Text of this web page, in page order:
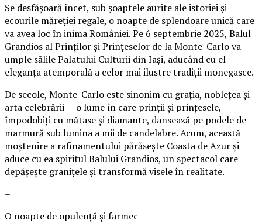
Se desfășoară încet, sub șoaptele aurite ale istoriei și
ecourile măreției regale, o noapte de splendoare unică care
va avea loc în inima României. Pe 6 septembrie 2025, Balul
Grandios al Prinților și Prințeselor de la Monte-Carlo va
umple sălile Palatului Culturii din Iași, aducând cu el
eleganța atemporală a celor mai ilustre tradiții monegasce.
De secole, Monte-Carlo este sinonim cu grația, noblețea și
arta celebrării — o lume în care prinții și prințesele,
împodobiți cu mătase și diamante, dansează pe podele de
marmură sub lumina a mii de candelabre. Acum, această
moștenire a rafinamentului părăsește Coasta de Azur și
aduce cu ea spiritul Balului Grandios, un spectacol care
depășește granițele și transformă visele în realitate.
–
O noapte de opulență și farmec